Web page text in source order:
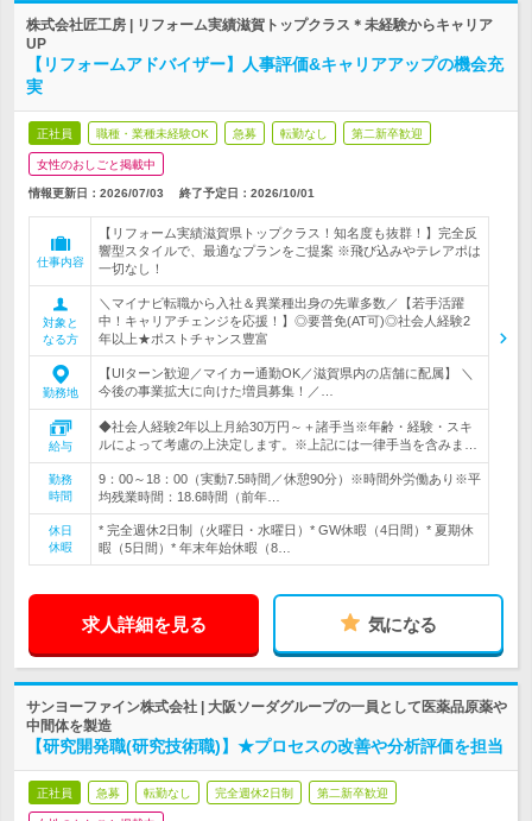
株式会社匠工房 | リフォーム実績滋賀トップクラス＊未経験からキャリア
UP
【リフォームアドバイザー】人事評価&キャリアアップの機会充
実
正社員 職種・業種未経験OK 急募 転勤なし 第二新卒歓迎
女性のおしごと掲載中
情報更新日：2026/07/03 終了予定日： 2026/10/01
仕事内容
【リフォーム実績滋賀県トップクラス！知名度も抜群！】完全反
響型スタイルで、最適なプランをご提案 ※飛び込みやテレアポは
一切なし！
対象と
なる方
＼マイナビ転職から入社＆異業種出身の先輩多数／【若手活躍
中！キャリアチェンジを応援！】◎要普免(AT可)◎社会人経験2
年以上★ポストチャンス豊富
勤務地
【UIターン歓迎／マイカー通勤OK／滋賀県内の店舗に配属】 ＼
今後の事業拡大に向けた増員募集！／…
給与
◆社会人経験2年以上月給30万円～＋諸手当※年齢・経験・スキ
ルによって考慮の上決定します。※上記には一律手当を含みま…
勤務
時間
9：00～18：00（実動7.5時間／休憩90分）※時間外労働あり※平
均残業時間：18.6時間（前年…
休日
休暇
* 完全週休2日制（火曜日・水曜日）* GW休暇（4日間）* 夏期休
暇（5日間）* 年末年始休暇（8…
求人詳細を見る 気になる
サンヨーファイン株式会社 | 大阪ソーダグループの一員として医薬品原薬や
中間体を製造
【研究開発職(研究技術職)】★プロセスの改善や分析評価を担当
正社員 急募 転勤なし 完全週休2日制 第二新卒歓迎